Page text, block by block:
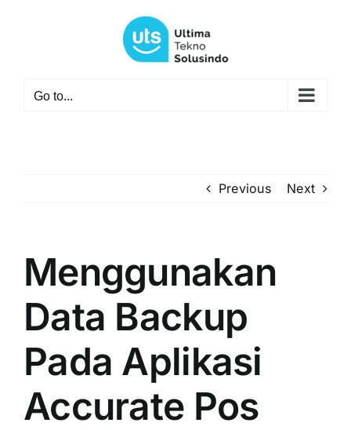
Go to...
Previous Next
Menggunakan
Data Backup
Pada Aplikasi
Accurate Pos